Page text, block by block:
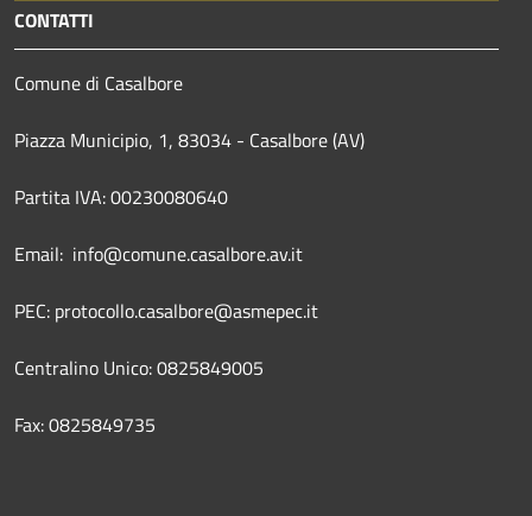
CONTATTI
Comune di Casalbore
Piazza Municipio, 1, 83034 - Casalbore (AV)
Partita IVA: 00230080640
Email: info@comune.casalbore.av.it
PEC: protocollo.casalbore@asmepec.it
Centralino Unico: 0825849005
Fax: 0825849735